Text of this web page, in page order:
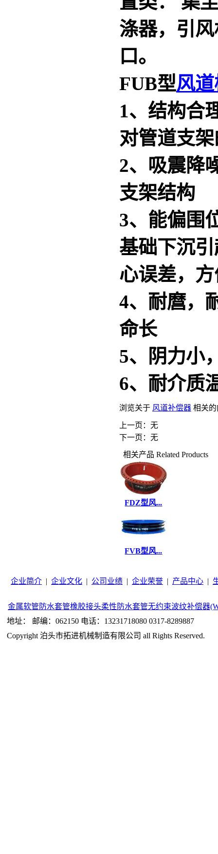
涤器，引
口。
FUB型风
1、结构合
对管道支
2、吸震降
支架结构
3、能偏围
基础下沉
心误差，
4、耐麿，
命长
5、阴力小
6、耐介质
浏览关于 风道补偿器 相关
上一页：无
下一页：无
相关产品 Related Products
FDZ型风...
FVB型风...
企业简介 | 企业文化 | 公司业绩 | 企业荣誉 | 产品中心 |
金属软管 防水套管橡胶接头柔性防水套管无约束波纹补偿器
地址： 邮编：062150 电话：13231718080 0317-8289887
Copyright 泊头市拓进机械制造有限公司 all Rights Reserved.